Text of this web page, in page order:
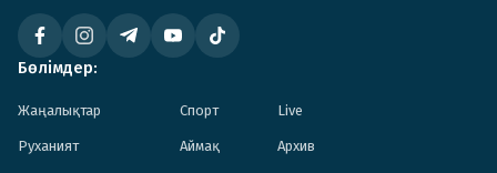
Бөлімдер:
Жаңалықтар Спорт Live
Руханият Аймақ Архив